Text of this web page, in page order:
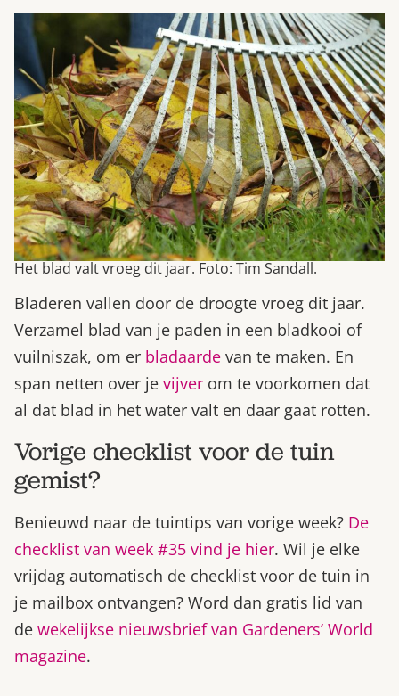
Het blad valt vroeg dit jaar. Foto: Tim Sandall.
Bladeren vallen door de droogte vroeg dit jaar.
Verzamel blad van je paden in een bladkooi of
vuilniszak, om er bladaarde van te maken. En
span netten over je vijver om te voorkomen dat
al dat blad in het water valt en daar gaat rotten.
Vorige checklist voor de tuin
gemist?
Benieuwd naar de tuintips van vorige week? De
checklist van week #35 vind je hier. Wil je elke
vrijdag automatisch de checklist voor de tuin in
je mailbox ontvangen? Word dan gratis lid van
de wekelijkse nieuwsbrief van Gardeners’ World
magazine.